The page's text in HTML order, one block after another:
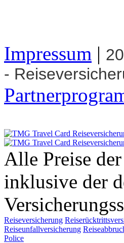
Impressum |
-
Alle Preise
inklusive der
Reiseversicherung
Reiseunfallversicherung
Police